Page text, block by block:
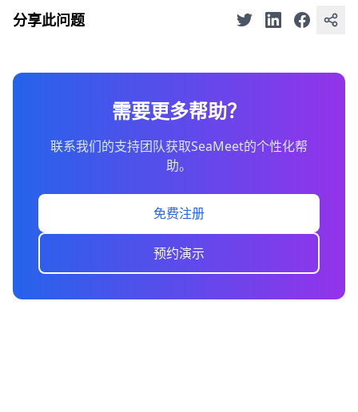
分享此问题
需要更多帮助？
联系我们的支持团队获取SeaMeet的个性化帮
助。
免费注册
预约演示